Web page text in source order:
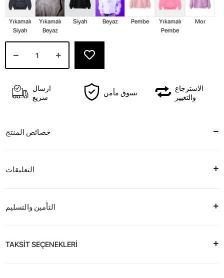
Yıkamalı
Siyah
Yıkamalı
Beyaz
Siyah Beyaz Pembe
Yıkamalı
Pembe
Mor
ارسال
سريع
تسوق مأمن
الاسترجاع
والتغيير
خصائص المنتج
التعليقات
التأمين والتسليم
TAKSİT SEÇENEKLERİ